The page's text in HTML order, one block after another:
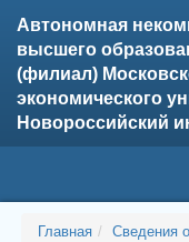
Автономная
высшего
(филиал)
экономического
Новороссийский
Главная
Сведения